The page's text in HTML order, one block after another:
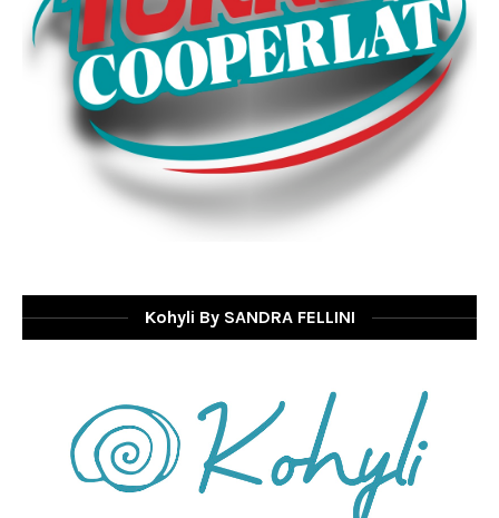
Kohyli By SANDRA FELLINI